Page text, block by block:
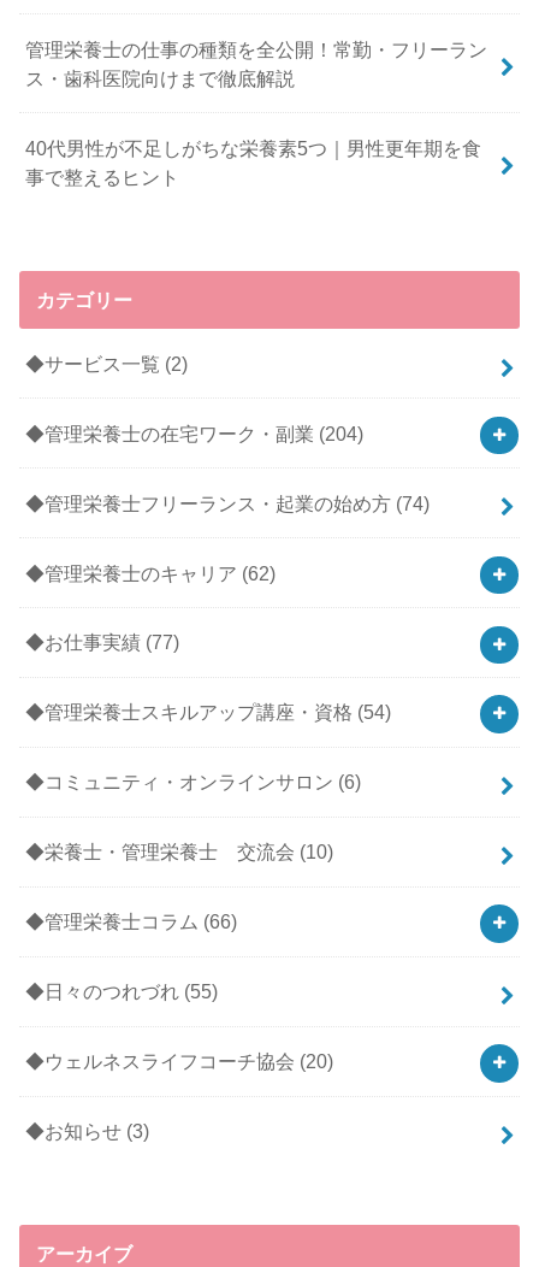
管理栄養士の仕事の種類を全公開！常勤・フリーラン
ス・歯科医院向けまで徹底解説
40代男性が不足しがちな栄養素5つ｜男性更年期を食
事で整えるヒント
カテゴリー
◆サービス一覧 (2)
◆管理栄養士の在宅ワーク・副業 (204)
◆管理栄養士フリーランス・起業の始め方 (74)
◆管理栄養士のキャリア (62)
◆お仕事実績 (77)
◆管理栄養士スキルアップ講座・資格 (54)
◆コミュニティ・オンラインサロン (6)
◆栄養士・管理栄養士 交流会 (10)
◆管理栄養士コラム (66)
◆日々のつれづれ (55)
◆ウェルネスライフコーチ協会 (20)
◆お知らせ (3)
アーカイブ